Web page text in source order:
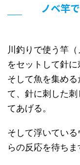
ノベ竿
川釣りで使う竿
をセットして針に
そして魚を集め
て、針に刺した
てあげる。
そして浮いてい
らの反応を待ちま